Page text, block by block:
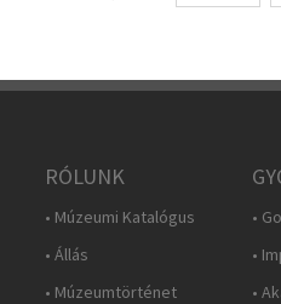
RÓLUNK
• Múzeumi Katalógus
• Állás
• Múzeumtörténet
•
•
•